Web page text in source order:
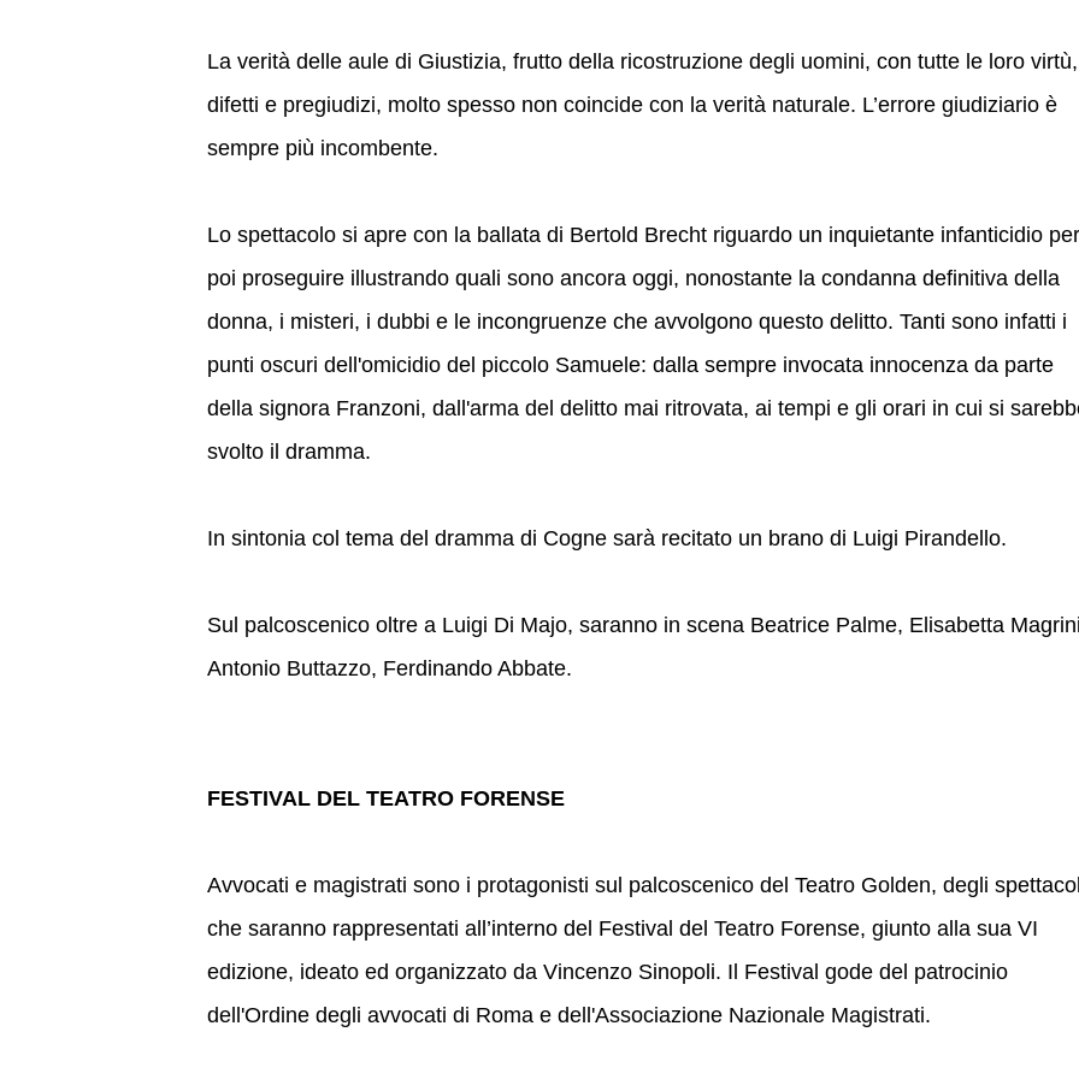
La verità delle aule di Giustizia, frutto della ricostruzione degli uomini, con tutte le loro virtù,
difetti e pregiudizi, molto spesso non coincide con la verità naturale. L’errore giudiziario è
sempre più incombente.
Lo spettacolo si apre con la ballata di Bertold Brecht riguardo un inquietante infanticidio per
poi proseguire illustrando quali sono ancora oggi, nonostante la condanna definitiva della
donna, i misteri, i dubbi e le incongruenze che avvolgono questo delitto. Tanti sono infatti i
punti oscuri dell'omicidio del piccolo Samuele: dalla sempre invocata innocenza da parte
della signora Franzoni, dall'arma del delitto mai ritrovata, ai tempi e gli orari in cui si
svolto il dramma.
In sintonia col tema del dramma di Cogne sarà recitato un brano di Luigi Pirandello.
Sul palcoscenico oltre a Luigi Di Majo, saranno in scena Beatrice Palme, Elisabetta
Antonio Buttazzo, Ferdinando Abbate.
FESTIVAL DEL TEATRO FORENSE
Avvocati e magistrati sono i protagonisti sul palcoscenico del Teatro Golden, degli
che saranno rappresentati all’interno del Festival del Teatro Forense, giunto alla sua VI
edizione, ideato ed organizzato da Vincenzo Sinopoli. Il Festival gode del patrocinio
dell'Ordine degli avvocati di Roma e dell'Associazione Nazionale Magistrati.